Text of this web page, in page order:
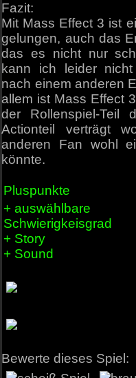
Fazit:
Mit Mass Effect 3 ist
gelungen, auch das
das es nicht nur
kann ich leider
nach einem anderen
allem ist Mass Effect
der Rollenspiel-Teil
Actionteil verträgt
anderen Fan wohl
könnte.
Pluspunkte
+ auswählbare
Schwierigkeisgrad
+ Story
+ Sound
Bewerte dieses Spiel: